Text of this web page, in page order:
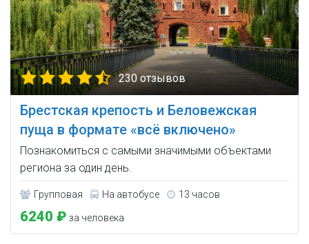
230 отзывов
Брестская крепость и Беловежская
пуща в формате «всё включено»
Познакомиться с самыми значимыми объектами
региона за один день.
Групповая На автобусе 13 часов
6240 ₽ за человека